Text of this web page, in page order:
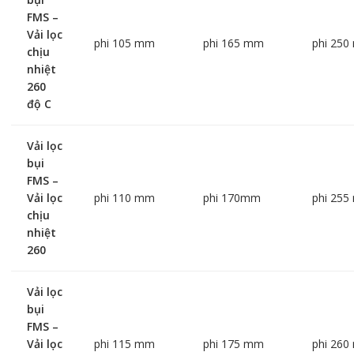
FMS –
Vải lọc
chịu
nhiệt
260
độ C
phi 105 mm phi 165 mm phi 250
Vải lọc
bụi
FMS –
Vải lọc
chịu
nhiệt
260
phi 110 mm phi 170mm phi 255
Vải lọc
bụi
FMS –
Vải lọc
phi 115 mm phi 175 mm phi 260